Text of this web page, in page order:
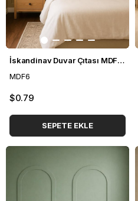
İskandinav Duvar Çıtası MDF 6*100 cm
MDF6
$0.79
SEPETE EKLE